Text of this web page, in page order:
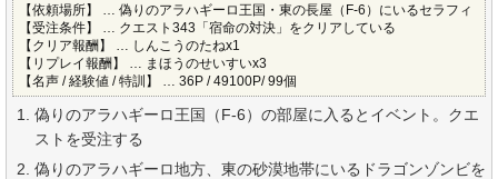
【依頼場所】 … 偽りのアラハギーロ王国・東の長屋（F-6）にいるセラフィ
【受注条件】 … クエスト343「宿命の対決」をクリアしている
【クリア報酬】 … しんこうのたねx1
【リプレイ報酬】 … まほうのせいすいx3
【名声 / 経験値 / 特訓】 … 36P / 49100P/ 99個
偽りのアラハギーロ王国（F-6）の部屋に入るとイベント。クエ
ストを受注する
偽りのアラハギーロ地方、東の砂漠地帯にいるドラゴンゾンビを